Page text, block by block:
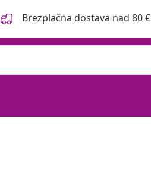
Brezplačna dostava nad 80 €